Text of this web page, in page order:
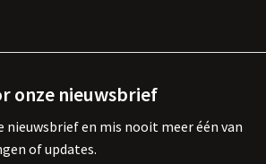
onze nieuwsbrief
nieuwsbrief en mis nooit meer één van
of updates.